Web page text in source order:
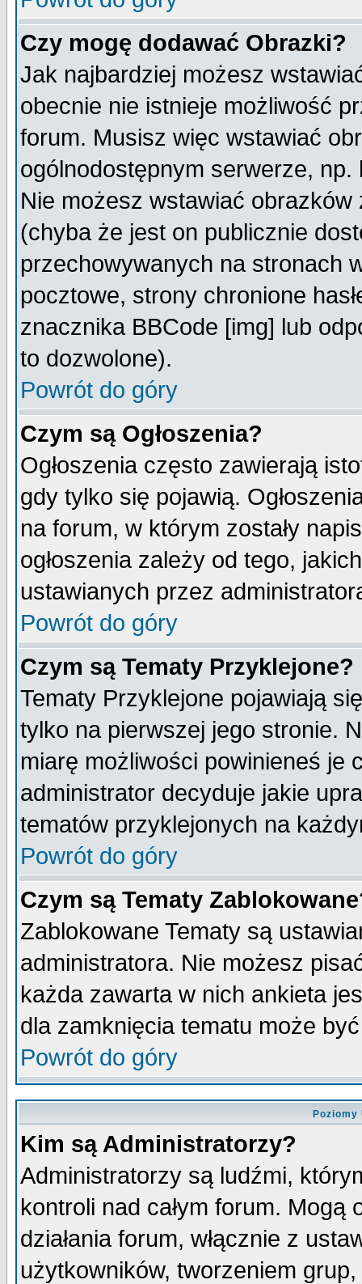
Czy mogę dodawać Obrazki?
Jak najbardziej możesz
obecnie nie istnieje możliwość
forum. Musisz więc wstawiać
ogólnodostępnym serwerze,
Nie możesz wstawiać
(chyba że jest on publicznie
przechowywanych na stronach
pocztowe, strony chronione
znacznika BBCode [img] lub
to dozwolone).
Powrót do góry
Czym są Ogłoszenia?
Ogłoszenia często zawierają
gdy tylko się pojawią.
na forum, w którym zostały
ogłoszenia zależy od tego,
ustawianych przez
Powrót do góry
Czym są Tematy Przyklejone?
Tematy Przyklejone pojawiają
tylko na pierwszej jego stronie.
miarę możliwości powinieneś je
administrator decyduje jakie
tematów przyklejonych na
Powrót do góry
Czym są Tematy
Zablokowane Tematy są
administratora. Nie możesz
każda zawarta w nich ankieta
dla zamknięcia tematu może
Powrót do góry
Kim są Administratorzy?
Administratorzy są ludźmi,
kontroli nad całym forum.
działania forum, włącznie z
użytkowników, tworzeniem